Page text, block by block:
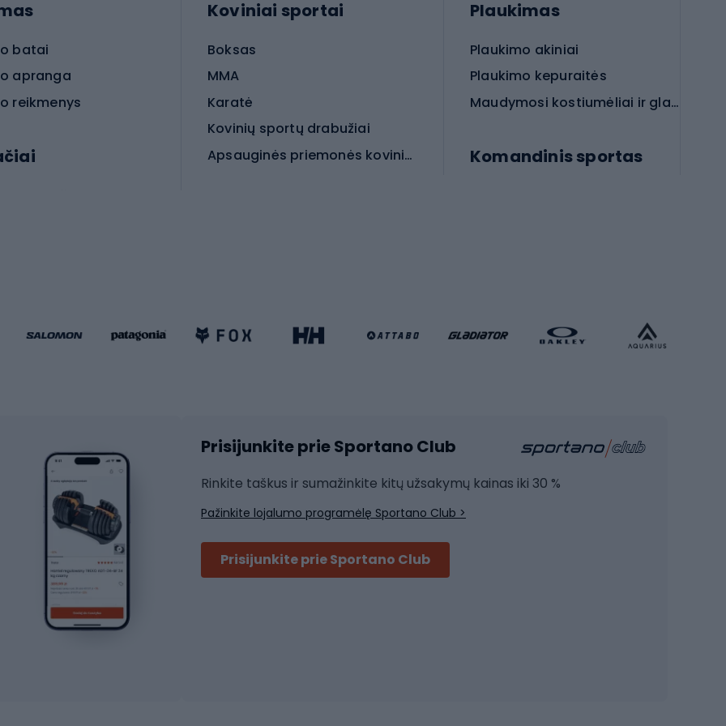
batai
apranga
reikmenys
dviračiai
marškinėliai
kelnės
striukės
džemperiai
kepurės
priedai
Koviniai sportai
Boksas
MMA
Karatė
Kovinių sportų drabužiai
Apsauginės priemonės koviniam sportui
Riedučiai
Rakečių sportas
Badmintonas
Stalo tenisas
Tenisas
Plaukimas
Plaukimo akiniai
Plaukimo kepuraitės
Maudymosi kostiumėliai ir glaudės
Komandinis sportas
Krepšinio apranga
Jėgos įranga
Joga
Prisijunkite prie Sportano Club
Rinkite taškus ir sumažinkite kitų užsakymų kainas iki 30 %
Pažinkite lojalumo programėlę Sportano Club >
Prisijunkite prie Sportano Club